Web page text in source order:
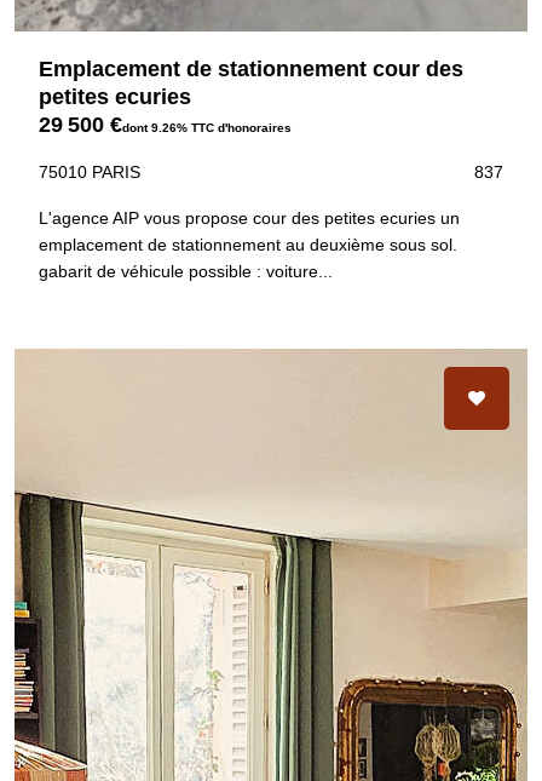
Emplacement de stationnement cour des
petites ecuries
29 500 €dont 9.26% TTC d'honoraires
75010 PARIS 837
L'agence AIP vous propose cour des petites ecuries un
emplacement de stationnement au deuxième sous sol.
gabarit de véhicule possible : voiture...